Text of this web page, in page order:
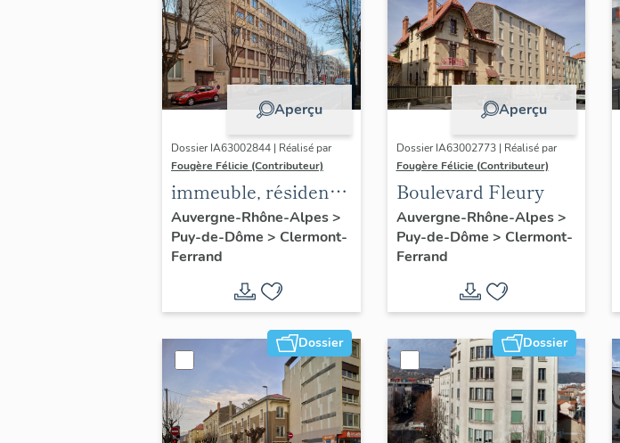
Aperçu
Dossier IA63002844 | Réalisé par
Fougère Félicie (Contributeur)
immeuble, résidence
Cote-Blatin
Auvergne-Rhône-Alpes>
Puy-de-Dôme > Clermont-
Ferrand
Aperçu
Dossier IA63002773 | Réalisé par
Fougère Félicie (Contributeur)
Boulevard Fleury
Auvergne-Rhône-Alpes>
Puy-de-Dôme > Clermont-
Ferrand
Dossier Dossier